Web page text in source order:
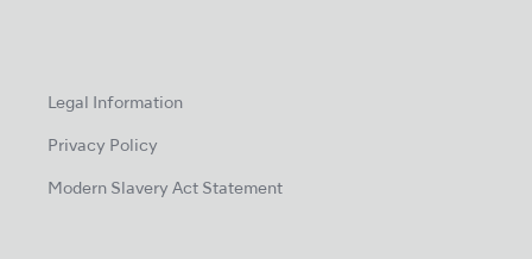
Legal Information
Privacy Policy
Modern Slavery Act Statement